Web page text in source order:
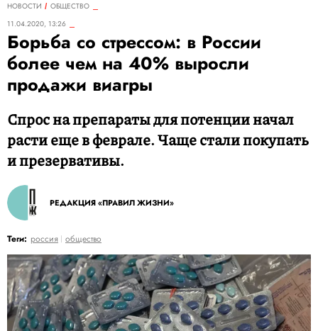
НОВОСТИ
ОБЩЕСТВО
11.04.2020, 13:26
Борьба со стрессом: в России
более чем на 40% выросли
продажи виагры
Спрос на препараты для потенции начал
расти еще в феврале. Чаще стали покупать
и презервативы.
РЕДАКЦИЯ «ПРАВИЛ ЖИЗНИ»
Теги: россия общество